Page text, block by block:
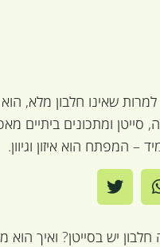
שאינו חלבון מלא,
סייטן ומתכונים ביתיים
– המפתח הוא איזון וגיוון.